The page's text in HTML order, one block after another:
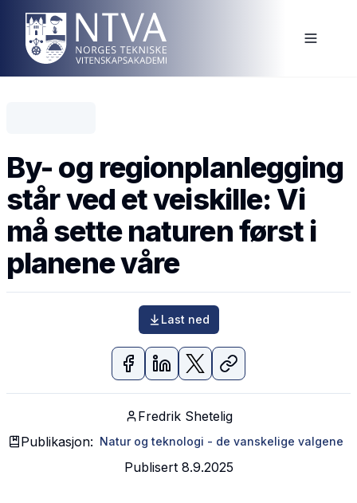
By- og regionplanlegging
står ved et veiskille: Vi
må sette naturen først i
planene våre
Last ned
Fredrik Shetelig
Publikasjon: Natur og teknologi - de vanskelige valgene
Publisert 8.9.2025